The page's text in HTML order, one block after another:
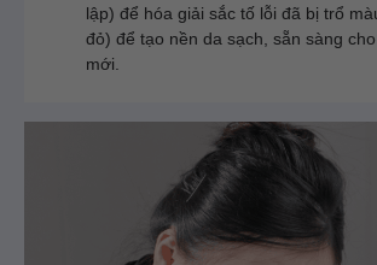
lập) để hóa giải sắc tố lỗi đã bị trổ
đỏ) để tạo nền da sạch, sẵn sàng
mới.